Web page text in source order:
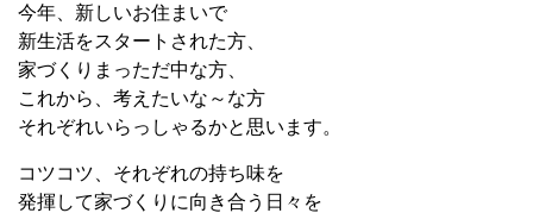
今年、新しいお住まいで
新生活をスタートされた方、
家づくりまっただ中な方、
これから、考えたいな～な方
それぞれいらっしゃるかと思います。
コツコツ、それぞれの持ち味を
発揮して家づくりに向き合う日々を